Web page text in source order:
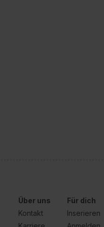
Über uns
Kontakt
Für dich
Inserieren